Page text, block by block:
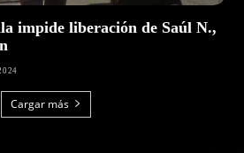
impide liberación de Saúl N.,
Cargar más